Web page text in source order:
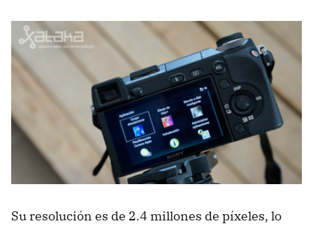
Su resolución es de 2.4 millones de píxeles, lo